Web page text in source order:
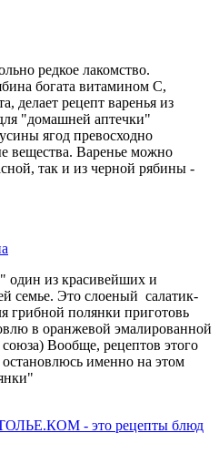
редкое лакомство.
богата витамином С,
делает рецепт варенья из
"домашней аптечки"
ягод превосходно
вещества. Варенье можно
так и из черной рябины -
один из красивейших и
семье. Это слоеный салатик-
грибной полянки приготовь
в оранжевой эмалированной
Вообще, рецептов этого
именно на этом
- это рецепты блюд